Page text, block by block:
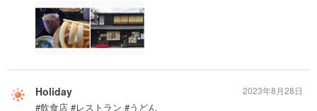
Holiday
#飲食店 #レストラン #うどん
2023年8月28日